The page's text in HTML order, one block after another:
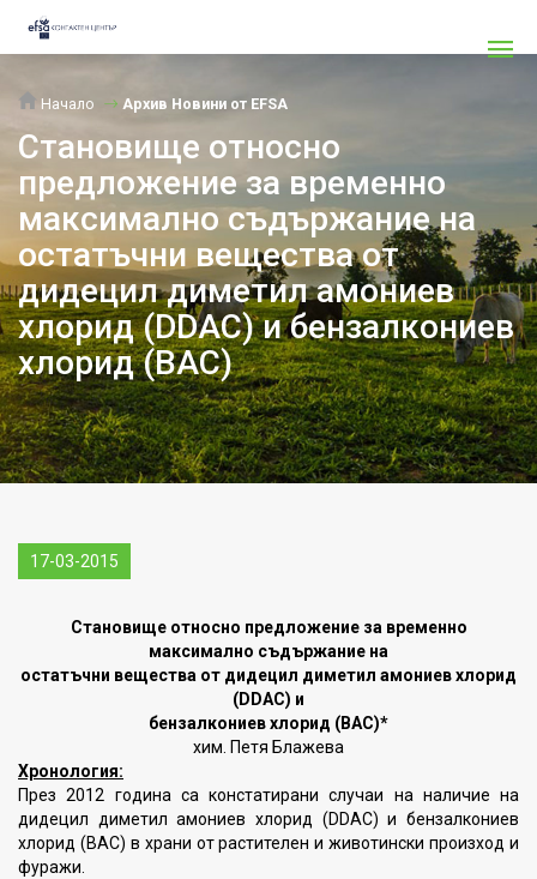
Начало Архив Новини от EFSA
Становище относно
предложение за временно
максимално съдържание на
остатъчни вещества от
дидецил диметил амониев
хлорид (DDAC) и бензалкониев
хлорид (BAC)
17-03-2015
Становище относно предложение за временно
максимално съдържание на
остатъчни вещества от дидецил диметил амониев хлорид
(DDAC) и
бензалкониев хлорид (BAC)*
хим. Петя Блажева
Хронология:
През 2012 година са констатирани случаи на наличие на
дидецил диметил амониев хлорид (DDAC) и бензалкониев
хлорид (BAC) в храни от растителен и животински произход и
фуражи.